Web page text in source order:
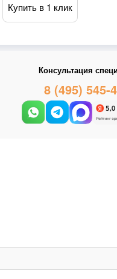
Купить в 1 клик
Консультация
8 (495) 545-